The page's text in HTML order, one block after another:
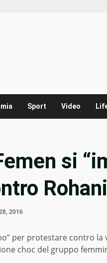
Sport Video
si
Rohani
2016
per protestare contro la
choc del gruppo